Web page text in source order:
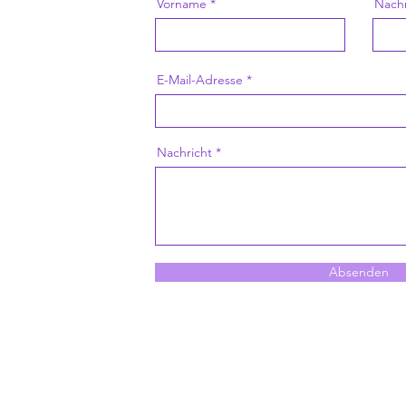
Vorname
E-Mail-Adresse
Nachricht
Absenden